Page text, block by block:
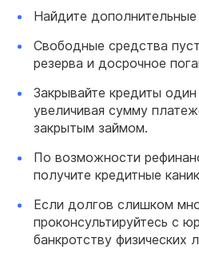
Найдите
Свободные средства
резерва и досрочное
Закрывайте кредиты
увеличивая сумму
закрытым займом.
По возможности
получите кредитные
Если долгов слишком
проконсультируйтесь с
банкротству физических